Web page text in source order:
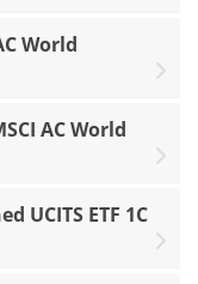
World
AC World
UCITS ETF 1C